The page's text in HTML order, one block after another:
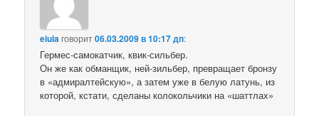
eiuiaговорит06.03.2009 в 10:17 дп:
Гермес-самокатчик, квик-сильбер.
Он же как обманщик, ней-зильбер, превращает бронзу
в «адмиралтейскую», а затем уже в белую латунь, из
которой, кстати, сделаны колокольчики на «шаттлах»